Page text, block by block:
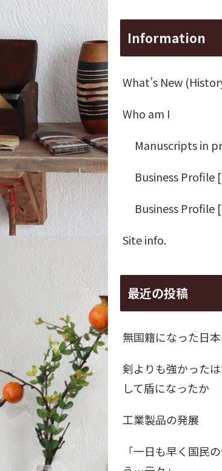
Information
What’s New
Who am I
Manuscripts in
Business Profile
Business Profile
Site info.
最近の投稿
無国籍になった日
剣よりも強かった
して盾になったか
工業製品の発展
「一日も早く国民